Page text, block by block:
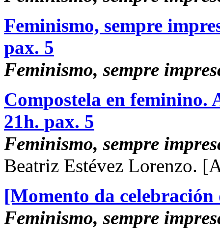
Feminismo, sempre
pax. 5
Feminismo, sempre
Compostela en feminino.
21h. pax. 5
Feminismo, sempre
Beatriz Estévez Lorenzo.
[Momento da celebración
Feminismo, sempre